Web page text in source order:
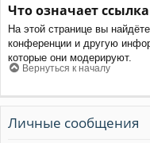
Что означает
На этой странице вы
конференции и другую
которые они модерируют.
Вернуться к началу
Личные сообщения